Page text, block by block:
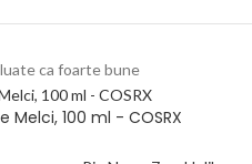
ca foarte bune
100 ml - COSRX